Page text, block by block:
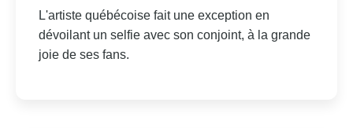
L'artiste québécoise fait une exception en
dévoilant un selfie avec son conjoint, à la grande
joie de ses fans.